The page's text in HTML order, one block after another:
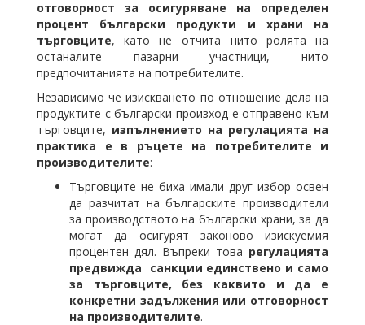
отговорност за осигуряване на определен
процент български продукти и храни на
търговците, като не отчита нито ролята на
останалите пазарни участници, нито
предпочитанията на потребителите.
Независимо че изискването по отношение дела на
продуктите с български произход е отправено към
търговците, изпълнението на регулацията на
практика е в ръцете на потребителите и
производителите:
Търговците не биха имали друг избор освен
да разчитат на българските производители
за производството на български храни, за да
могат да осигурят законово изискуемия
процентен дял. Въпреки това регулацията
предвижда санкции единствено и само
за търговците, без каквито и да е
конкретни задължения или отговорност
на производителите.